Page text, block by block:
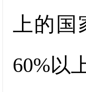
上的
60%以